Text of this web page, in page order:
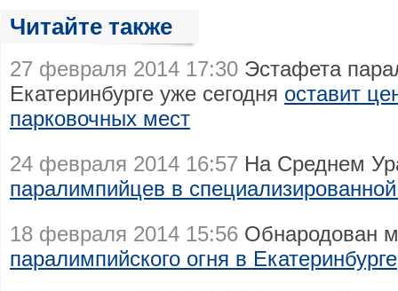
Читайте также
27 февраля 2014 17:30 Эстафета
Екатеринбурге уже сегодня оставит
парковочных мест
24 февраля 2014 16:57 На Среднем
паралимпийцев в
18 февраля 2014 15:56 Обнародован
паралимпийского огня в Екатеринбурге